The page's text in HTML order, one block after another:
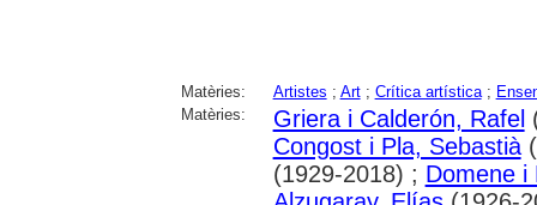
Matèries: Artistes ; Art; Crítica artística;
Matèries:
Griera i Calderón, Rafel
Congost i Pla, Sebastià
(1929-2018) ; Domene i